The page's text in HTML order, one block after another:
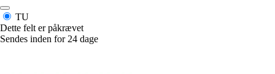
TU
Dette felt er påkrævet
Sendes inden for 24 dage